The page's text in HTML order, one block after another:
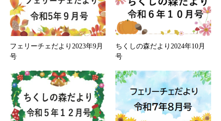
フェリーチェだより2023年9月
号
ちくしの森だより2024年10月
号